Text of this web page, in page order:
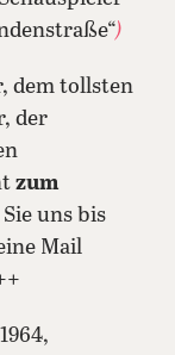
)
dem tollsten
der
zum
uns bis
Mail